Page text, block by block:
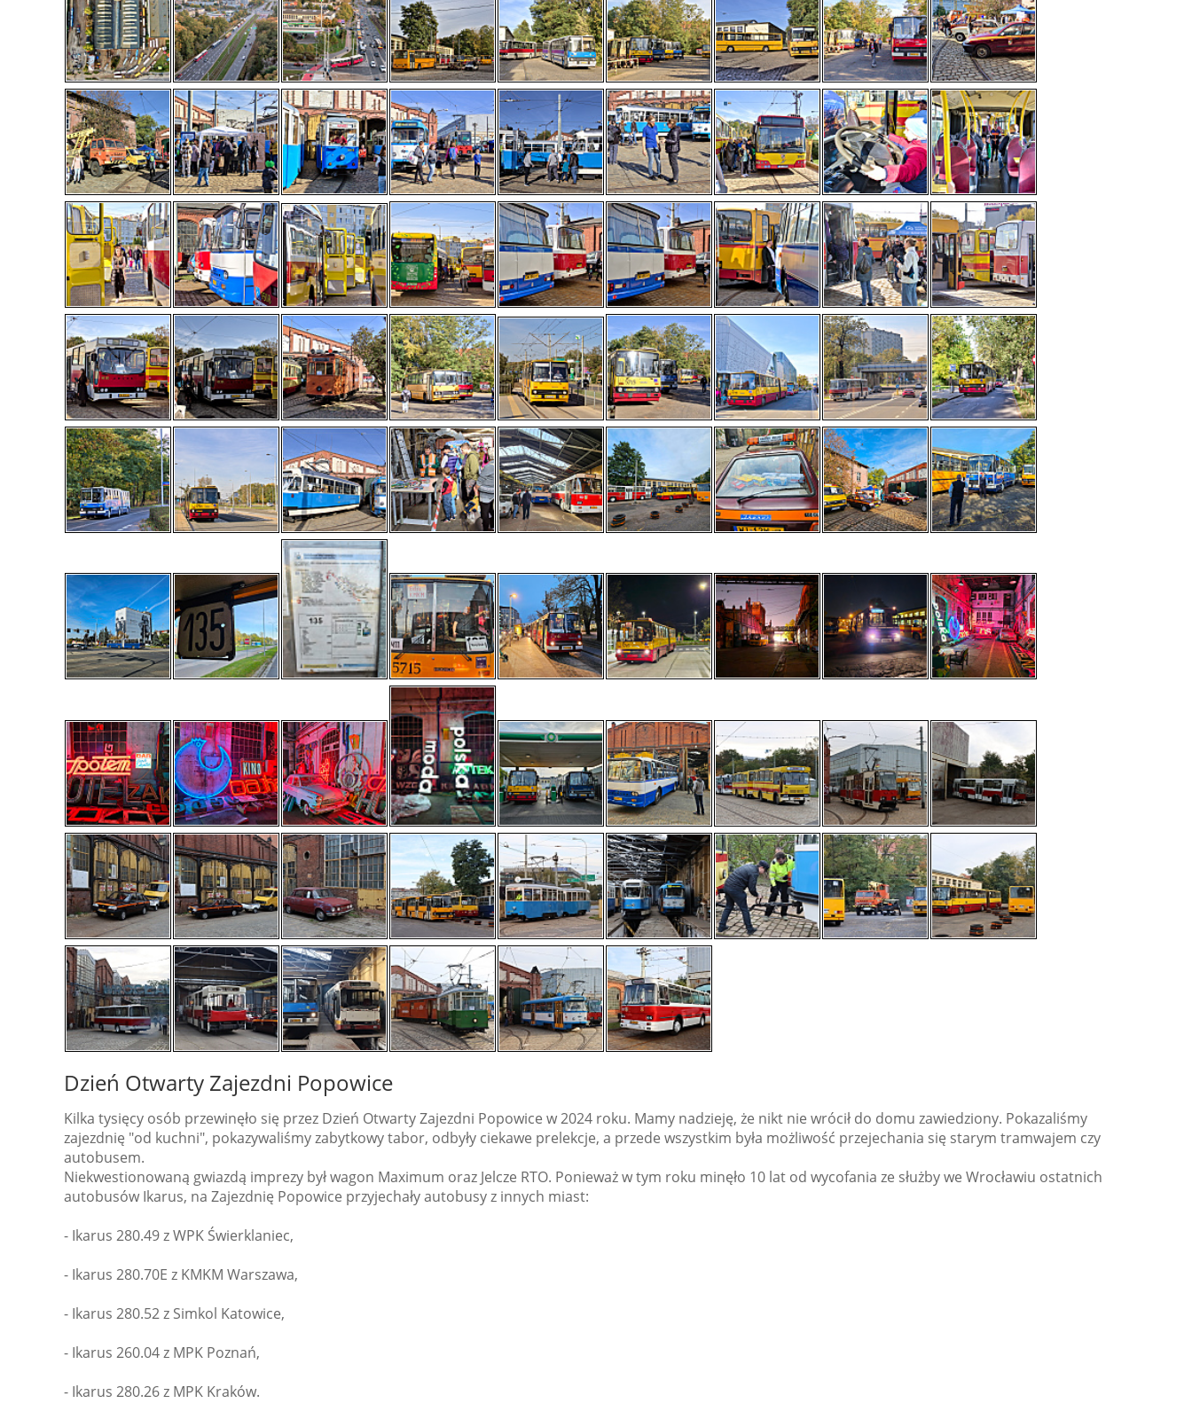
Dzień Otwarty Zajezdni Popowice
Kilka tysięcy osób przewinęło się przez Dzień Otwarty Zajezdni Popowice w 2024 roku. Mamy nadzieję, że nikt nie wrócił do domu zawiedziony. Pokazaliśmy
zajezdnię "od kuchni", pokazywaliśmy zabytkowy tabor, odbyły ciekawe prelekcje, a przede wszystkim była możliwość przejechania się starym tramwajem czy
autobusem.
Niekwestionowaną gwiazdą imprezy był wagon Maximum oraz Jelcze RTO. Ponieważ w tym roku minęło 10 lat od wycofania ze służby we Wrocławiu ostatnich
autobusów Ikarus, na Zajezdnię Popowice przyjechały autobusy z innych miast:
- Ikarus 280.49 z WPK Świerklaniec,
- Ikarus 280.70E z KMKM Warszawa,
- Ikarus 280.52 z Simkol Katowice,
- Ikarus 260.04 z MPK Poznań,
- Ikarus 280.26 z MPK Kraków.